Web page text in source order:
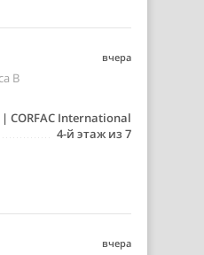
вчера
B
CORFAC International
4-й этаж из 7
вчера